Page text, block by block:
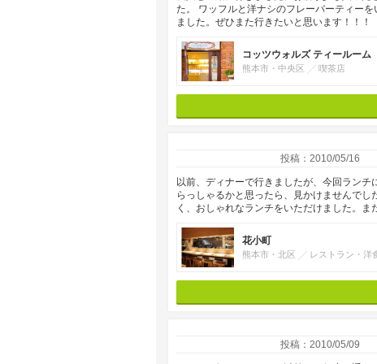
た。 ワッフルと洋ナシのフレーバーティー
ました。ぜひまた行きたいと思います！！！
コッツウォルズ ティールーム
熊本市・中央区 喫茶店
投稿：2010/05/16
以前、ディナーで行きましたが、今回ラン
らっしゃるかと思ったら、見かけませんで
く、おしゃれなランチをいただけました。ま
花小町
熊本市・北区 レストラン・洋
投稿：2010/05/09